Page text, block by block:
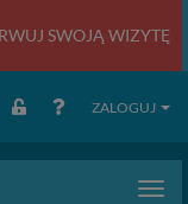
SWOJĄ WIZYTĘ
ZALOGUJ